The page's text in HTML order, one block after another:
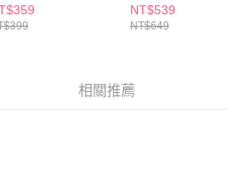
後付 」之結帳頁面顯示為準，若有關於
款等相關疑問，請聯繫「AFTEE先享後付
提供之「AFTEE先享後付」服務完成之交
)免運費
)免運費
NT$539
NT$649
相關推薦